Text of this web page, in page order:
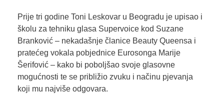
Prije tri godine Toni Leskovar u Beogradu je upisao i
školu za tehniku glasa Supervoice kod Suzane
Branković – nekadašnje članice Beauty Queensa i
pratećeg vokala pobjednice Eurosonga Marije
Šerifović – kako bi poboljšao svoje glasovne
mogućnosti te se približio zvuku i načinu pjevanja
koji mu najviše odgovara.